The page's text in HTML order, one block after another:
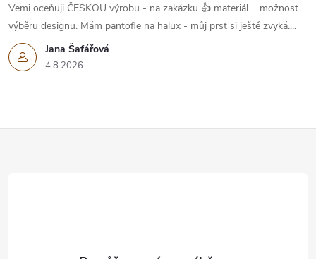
Jana Šafářová
4.8.2026
Vemi oceňuji ČESKOU výrobu - na zakázku 👍 materiál ....možnost
výběru designu. Mám pantofle na halux - můj prst si ještě zvyká....